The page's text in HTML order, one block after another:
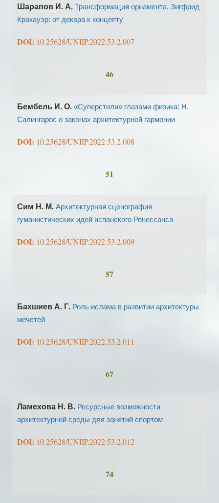
Шарапов И. А. Трансформация орнамента. Зигфрид
Кракауэр: от декора к концепту
DOI: 10.25628/UNIIP.2022.53.2.007
46
Бембель И. О. «Суперстили» глазами физика: Н.
Салингарос о законах архитектурной гармонии
DOI: 10.25628/UNIIP.2022.53.2.008
51
Сим Н. М. Архитектурная сценография
гуманистических идей испанского Ренессанса
DOI: 10.25628/UNIIP.2022.53.2.009
57
Бахшиев А. Г. Роль ислама в развитии архитектуры
мечетей
DOI: 10.25628/UNIIP.2022.53.2.011
67
Ламехова Н. В. Ресурсные возможности
архитектурной среды для занятий спортом
DOI: 10.25628/UNIIP.2022.53.2.012
74